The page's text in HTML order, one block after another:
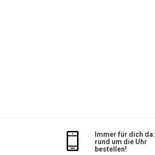
Immer für dich da:
rund um die Uhr
bestellen!